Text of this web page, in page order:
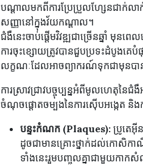
បណ្តាលមកពីការប្រែប្រួលហ្សែនជាក់លាក់
សញ្ញានៅក្នុងវ័យកណ្តាល។
ជំងឺនេះចាប់ផ្តើមវិវឌ្ឍជាច្រើនឆ្នាំ មុ
ការចុះខ្សោយត្រូវបានជួបប្រទះដំបូងគេ
លក្ខណៈដែលអាចព្យាករណ៍ទុកជាមុនប
ការស្រាវជ្រាវបច្ចុប្បន្នអំពីមូលហេតុនៃ
ចំណុចផ្តោតចម្បងនៃការស៊ើបអង្កេត និង
បន្ទះកំណក (Plaques): ប្រូតេអ៊ី
ដូចជាមានគ្រោះថ្នាក់ដល់កោសិកា
ទាំងនេះរួមបញ្ចូលគ្នាជាមួយកា